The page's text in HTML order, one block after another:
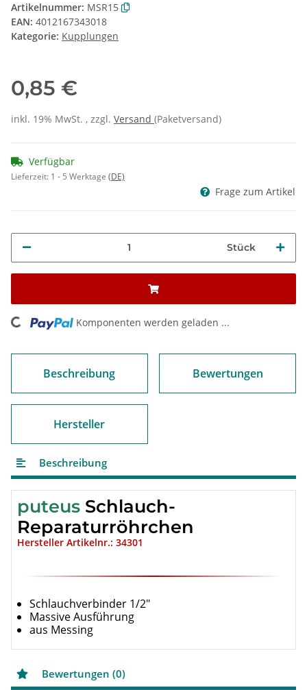
Artikelnummer: MSR15
EAN: 4012167343018
Kategorie: Kupplungen
0,85 €
inkl. 19% MwSt. , zzgl. Versand (Paketversand)
Verfügbar
Lieferzeit: 1 - 5 Werktage (DE)
Frage zum Artikel
Stück
Komponenten werden geladen ...
Beschreibung Bewertungen
Hersteller
Beschreibung
puteus Schlauch-
Reparaturröhrchen
Hersteller Artikelnr.: 34301
Schlauchverbinder 1/2"
Massive Ausführung
aus Messing
Bewertungen (0)